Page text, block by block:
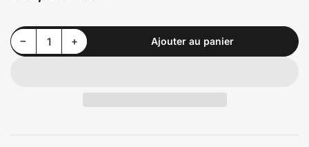
−Diminuer la quantité pour Yokohama 215/55R18 99V BluEarth*Winter V906
Quantité +Augmenter la quantité pour Yokohama 215/55R18 99V BluEarth*Winter V906 Ajouter au panier